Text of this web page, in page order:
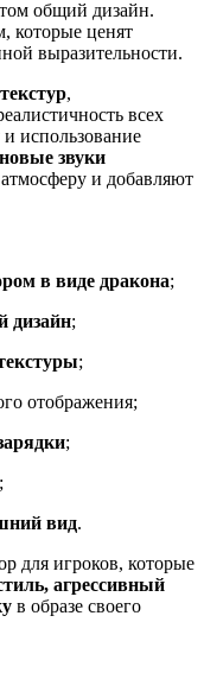
общий дизайн.
которые ценят
выразительности.
,
всех
и использование
новые звуки
и добавляют
в виде дракона;
дизайн;
;
отображения;
;
;
вид.
для игроков, которые
агрессивный
в образе своего